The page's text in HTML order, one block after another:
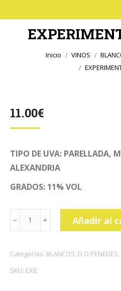
Estás aquí:Inicio VINOS
11.00€
TIPO DE UVA: PARELLADA,
ALEXANDRIA
GRADOS: 11% VOL
EXPERIMENTAL
BLANC
Añadir al
Categorías: BLANCOS, D.O PENEDES,
SKU: EXB